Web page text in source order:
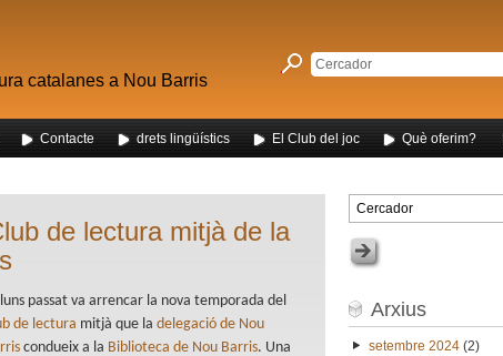
catalanes a Nou Barris
Contacte drets lingüístics El Club del joc Què oferim?
de lectura mitjà de la
passat va arrencar la nova temporada del
de lectura mitjà que la delegació de Nou
condueix a la Biblioteca de Nou Barris. Una
Arxius
setembre 2024(2)